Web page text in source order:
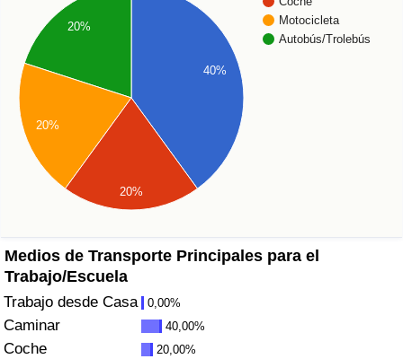
Motocicleta
Autobús/Trolebús
40%
20%
20%
20%
Medios de Transporte Principales para el
Trabajo/Escuela
Trabajo desde Casa 0,00%
Caminar 40,00%
Coche 20,00%
Sanidad
Índice de Sanidad (Actual)
Índice de Sanidad
Índice de Sanidad por País
Contaminación
Índice de Contaminación (Actual)
Índice de contaminación
Índice de Contaminación por País